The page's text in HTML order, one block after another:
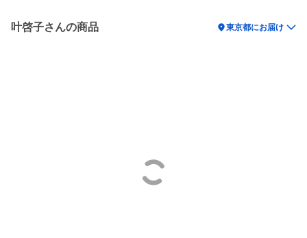
叶啓子さんの商品 location_on東京都にお届け